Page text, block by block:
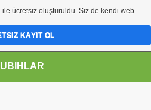
ile ücretsiz oluşturuldu. Siz de kendi web
KAYIT OL